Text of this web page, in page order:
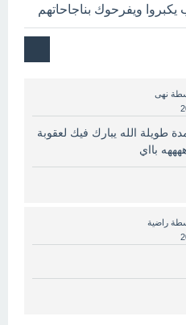
ويفرحوك بناجاحاتهم
نهى
طويلة الله يبارك فيك لعقوبة
بااي
راضية